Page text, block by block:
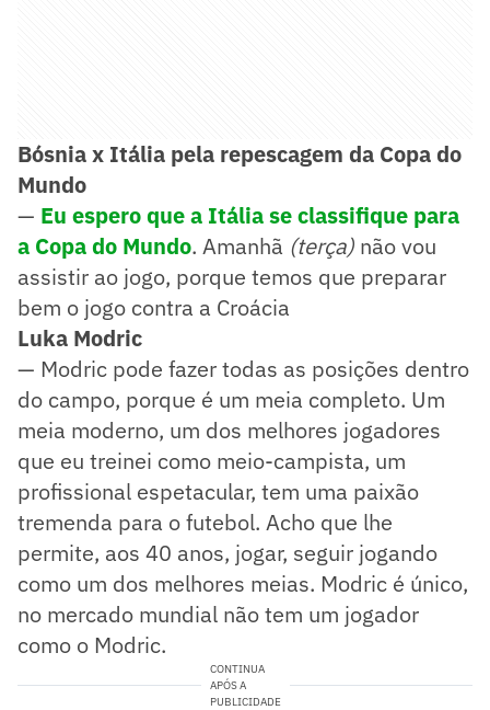
Bósnia x Itália pela repescagem da Copa do
Mundo
— Eu espero que a Itália se classifique para
a Copa do Mundo. Amanhã (terça) não vou
assistir ao jogo, porque temos que preparar
bem o jogo contra a Croácia
Luka Modric
— Modric pode fazer todas as posições dentro
do campo, porque é um meia completo. Um
meia moderno, um dos melhores jogadores
que eu treinei como meio-campista, um
profissional espetacular, tem uma paixão
tremenda para o futebol. Acho que lhe
permite, aos 40 anos, jogar, seguir jogando
como um dos melhores meias. Modric é único,
no mercado mundial não tem um jogador
como o Modric.
CONTINUA
APÓS A
PUBLICIDADE